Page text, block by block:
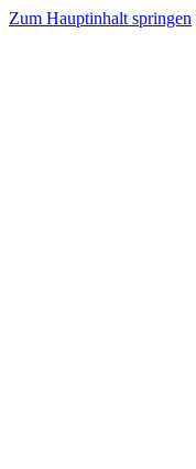
Zum Hauptinhalt springen